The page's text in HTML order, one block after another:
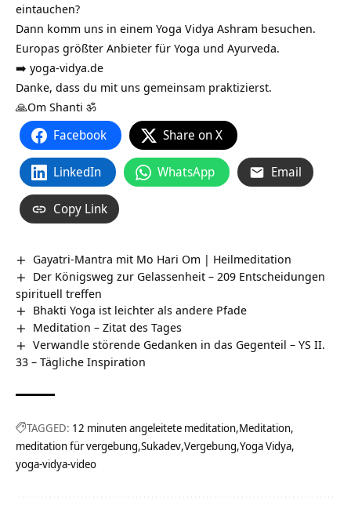
eintauchen?
Dann komm uns in einem Yoga Vidya Ashram besuchen.
Europas größter Anbieter für Yoga und Ayurveda.
➡️ yoga-vidya.de
Danke, dass du mit uns gemeinsam praktizierst.
🙏Om Shanti ॐ
Facebook Share on X
LinkedIn WhatsApp Email
Copy Link
Gayatri-Mantra mit Mo Hari Om | Heilmeditation
Der Königsweg zur Gelassenheit – 209 Entscheidungen
spirituell treffen
Bhakti Yoga ist leichter als andere Pfade
Meditation – Zitat des Tages
Verwandle störende Gedanken in das Gegenteil – YS II.
33 – Tägliche Inspiration
TAGGED: 12 minuten angeleitete meditation Meditation
meditation für vergebung Sukadev Vergebung Yoga Vidya
yoga-vidya-video